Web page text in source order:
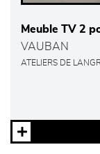
Meuble TV 2
VAUBAN
ATELIERS DE